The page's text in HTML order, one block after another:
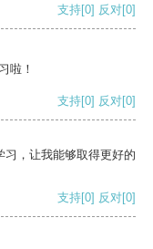
支持[0] 反对[0]
啦！
支持[0] 反对[0]
习，让我能够取得更好的
支持[0] 反对[0]